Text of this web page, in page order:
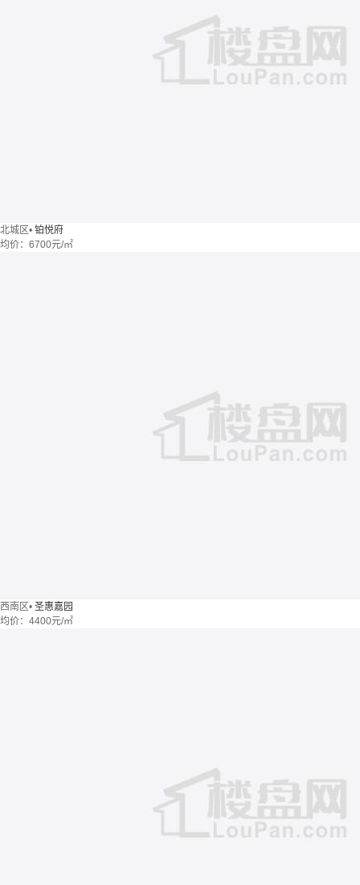
北城区• 铂悦府
均价： 6700元/㎡
西南区• 圣惠嘉园
均价： 4400元/㎡